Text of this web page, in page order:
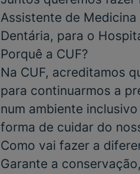
Assistente de Medicina
Dentária, para o
Porquê a CUF?
Na CUF, acreditamos
para continuarmos a
num ambiente
forma de cuidar do
Como vai fazer a
Garante a